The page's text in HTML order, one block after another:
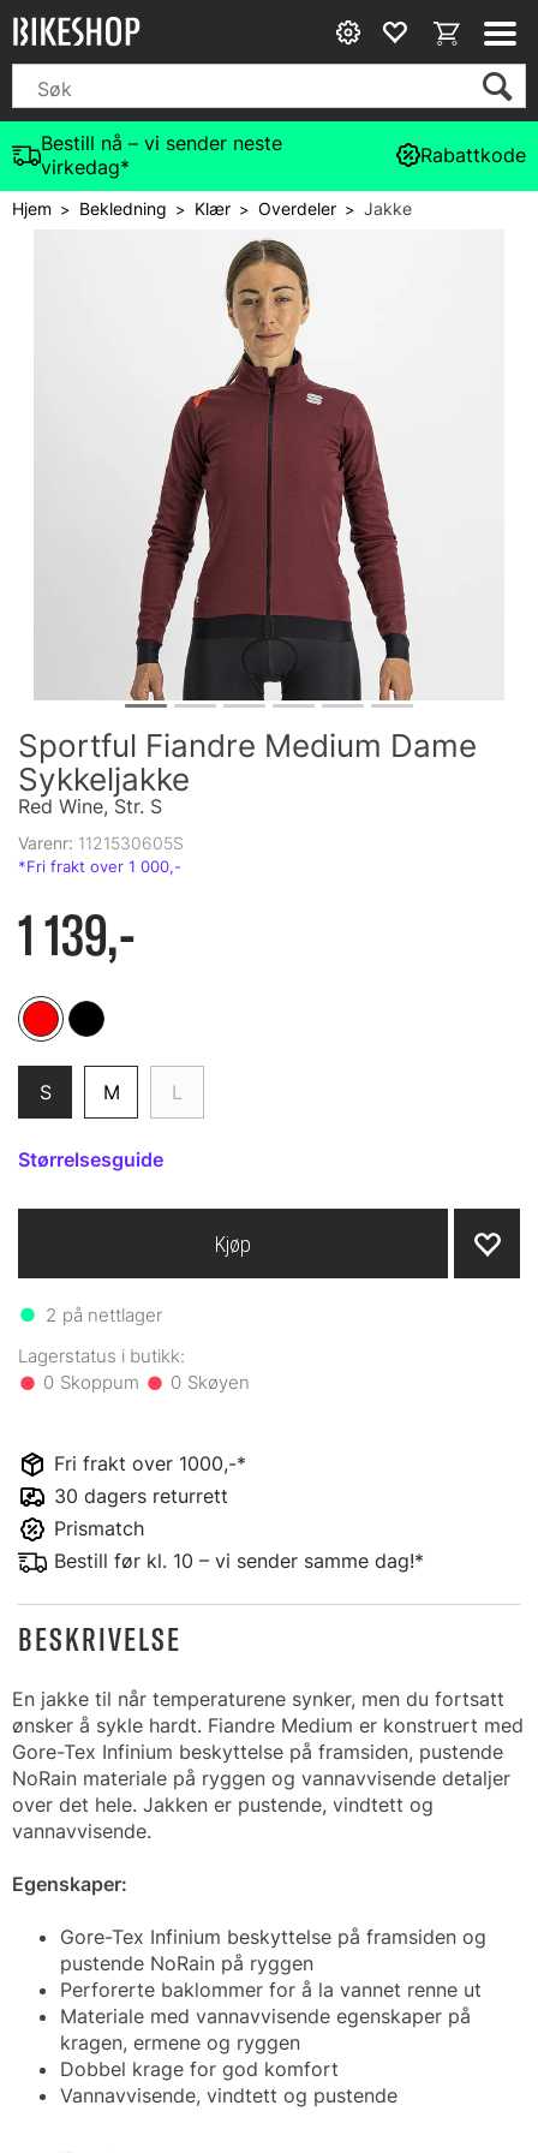
Bestill nå – vi sender neste
virkedag*
Rabattkode
Hjem> Bekledning > Klær>Overdeler>Jakke
Sportful Fiandre Medium Dame
Sykkeljakke
Red Wine, Str. S
Varenr: 1121530605S
1 139,-
S M L
Størrelsesguide
2 på nettlager
0 0
Kjøp
Fri frakt over 1000,-*
30 dagers returrett
Prismatch
Bestill før kl. 10 – vi sender samme dag!*
BESKRIVELSE
En jakke til når temperaturene synker, men du fortsatt
ønsker å sykle hardt. Fiandre Medium er konstruert med
Gore-Tex Infinium beskyttelse på framsiden, pustende
NoRain materiale på ryggen og vannavvisende detaljer
over det hele. Jakken er pustende, vindtett og
vannavvisende.
Egenskaper:
Gore-Tex Infinium beskyttelse på framsiden og
pustende NoRain på ryggen
Perforerte baklommer for å la vannet renne ut
Materiale med vannavvisende egenskaper på
kragen, ermene og ryggen
Dobbel krage for god komfort
Vannavvisende, vindtett og pustende